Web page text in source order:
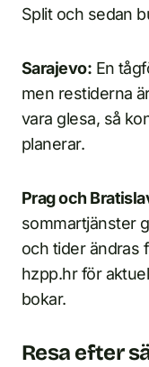
Split och sedan
Sarajevo: En
men restiderna
vara glesa, så
planerar.
Prag och
sommartjänster
och tider ändras
hzpp.hr för
bokar.
Resa efter